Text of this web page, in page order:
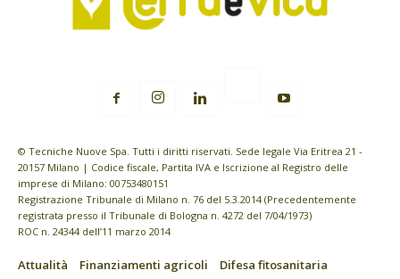
© Tecniche Nuove Spa. Tutti i diritti riservati. Sede legale Via Eritrea 21 -
20157 Milano | Codice fiscale, Partita IVA e Iscrizione al Registro delle
imprese di Milano: 00753480151
Registrazione Tribunale di Milano n. 76 del 5.3.2014 (Precedentemente
registrata presso il Tribunale di Bologna n. 4272 del 7/04/1973)
ROC n. 24344 dell’11 marzo 2014
Attualità Finanziamenti agricoli
Difesa fitosanitaria